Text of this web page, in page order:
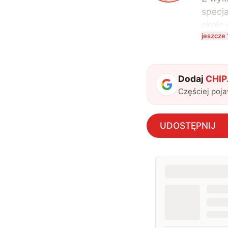
także
jeszcze
Dodaj
Częściej
UDOSTĘPNIJ